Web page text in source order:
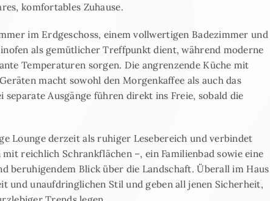
komfortables Zuhause.
im Erdgeschoss, einem vollwertigen Badezimmer und
als gemütlicher Treffpunkt dient, während moderne
Temperaturen sorgen. Die angrenzende Küche mit
macht sowohl den Morgenkaffee als auch das
separate Ausgänge führen direkt ins Freie, sobald die
Lounge derzeit als ruhiger Lesebereich und verbindet
reichlich Schrankflächen –, ein Familienbad sowie eine
beruhigendem Blick über die Landschaft. Überall im Haus
und unaufdringlichen Stil und geben all jenen Sicherheit,